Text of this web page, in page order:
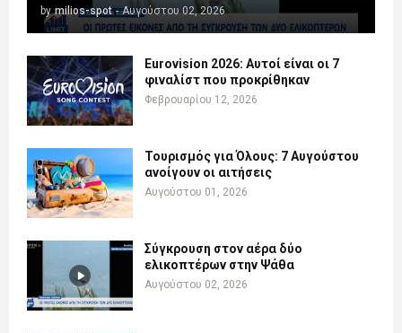
by milios-spot - Αυγούστου 02, 2026
Eurovision 2026: Αυτοί είναι οι 7
φιναλίστ που προκρίθηκαν
Φεβρουαρίου 12, 2026
Τουρισμός για Όλους: 7 Αυγούστου
ανοίγουν οι αιτήσεις
Αυγούστου 01, 2026
Σύγκρουση στον αέρα δύο
ελικοπτέρων στην Ψάθα
Αυγούστου 02, 2026